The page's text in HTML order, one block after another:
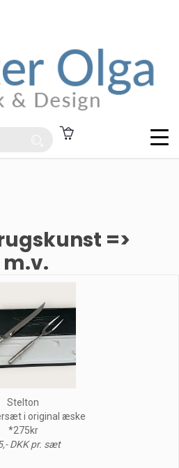
=>
Stelton
i original æske
*275kr
DKK pr. sæt